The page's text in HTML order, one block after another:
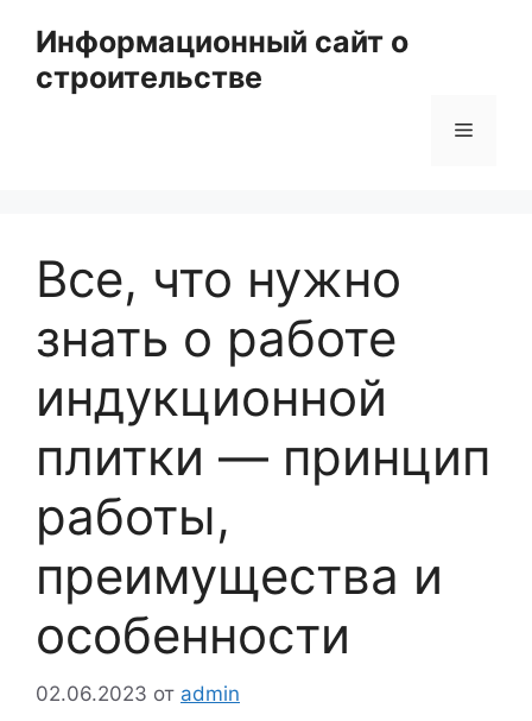
содержимому
Информационный сайт о
строительстве
Меню
Все, что нужно
знать о работе
индукционной
плитки — принцип
работы,
преимущества и
особенности
02.06.2023 от admin